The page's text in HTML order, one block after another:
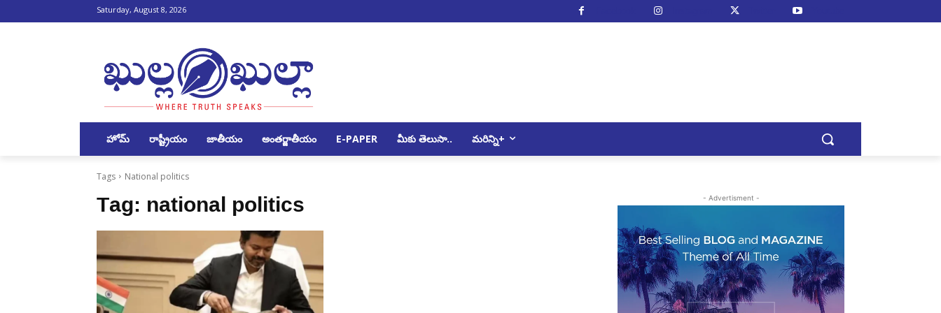
Saturday, August 8, 2026
హోమ్ రాష్ట్రీయం జాతీయం అంతర్జాతీయం E-PAPER మీకు తెలుసా.. మరిన్ని+
Tags National politics
Tag: national politics - Advertisment -